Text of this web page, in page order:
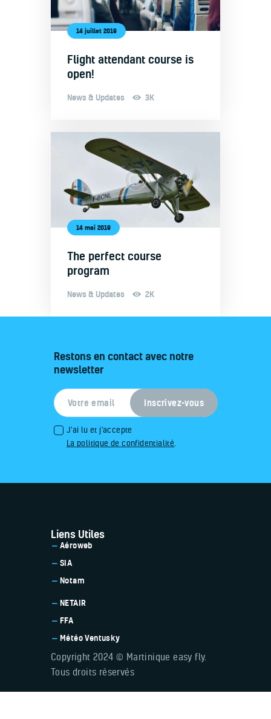
14 juillet 2019
Flight attendant course is
open!
News & Updates 3K
14 mai 2019
The perfect course
program
News & Updates 2K
Restons en contact avec notre
newsletter
J'ai lu et j'accepte
La politique de confidentialité
Liens Utiles
Aéroweb
SIA
Notam
NETAIR
FFA
Météo Ventusky
Copyright 2024 © Martinique easy fly.
Tous droits réservés